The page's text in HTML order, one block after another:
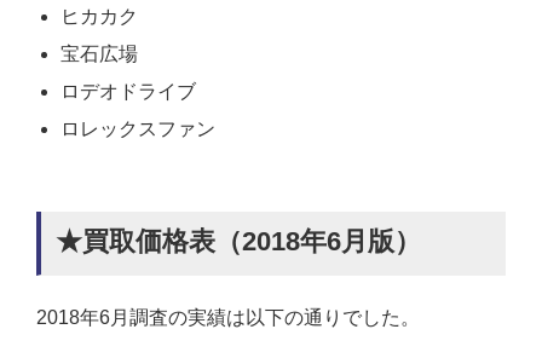
ヒカカク
宝石広場
ロデオドライブ
ロレックスファン
★買取価格表（2018年6月版）
2018年6月調査の実績は以下の通りでした。